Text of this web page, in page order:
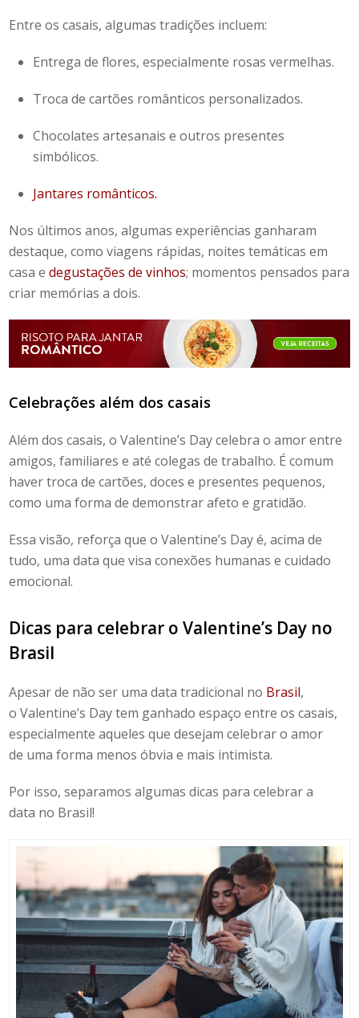
Entre os casais, algumas tradições incluem:
Entrega de flores, especialmente rosas vermelhas.
Troca de cartões românticos personalizados.
Chocolates artesanais e outros presentes
simbólicos.
Jantares românticos.
Nos últimos anos, algumas experiências ganharam
destaque, como viagens rápidas, noites temáticas em
casa edegustações de vinhos; momentos pensados para
criar memórias a dois.
Celebrações além dos casais
Além dos casais, oValentine’s Daycelebra o amor entre
amigos, familiares e até colegas de trabalho. É comum
haver troca de cartões, doces e presentes pequenos,
como uma forma de demonstrar afeto e gratidão.
Essa visão, reforça que oValentine’s Dayé, acima de
tudo, uma data que visa conexões humanas e cuidado
emocional.
Dicas para celebrar oValentine’s Day no
Brasil
Apesar de não ser uma data tradicional no Brasil,
oValentine’s Daytem ganhado espaço entre os casais,
especialmente aqueles que desejam celebrar o amor
de uma forma menos óbvia e mais intimista.
Por isso, separamos algumas dicas para celebrar a
data no Brasil!